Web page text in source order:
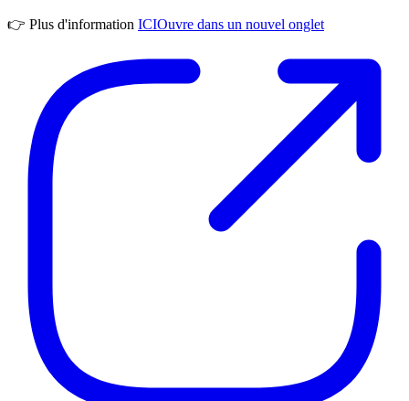
👉 Plus d'information ICIOuvre dans un nouvel onglet